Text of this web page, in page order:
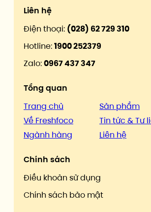
Liên hệ
Điện thoại: (028) 62 729 310
Hotline:1900 252379
Zalo:0967 437 347
Tổng quan
Trang chủ
Về Freshfoco
Ngành hàng
Sản phẩm
Tin tức & Tư
Liên hệ
Chính sách
Điều khoản sử dụng
Chính sách bảo mật